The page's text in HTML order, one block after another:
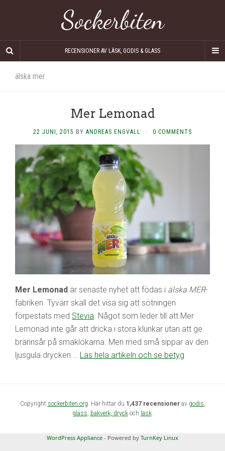
Sockerbiten
RECENSIONER AV LÄSK, GODIS & GLASS
älska mer
Mer Lemonad
22 JUNI, 2015 BY ANDREAS ENGVALL · 0 COMMENTS
Mer Lemonad är senaste nyhet att födas i älska MER-
fabriken. Tyvärr skall det visa sig att sötningen
förpestats med Stevia . Något som leder till att Mer
Lemonad inte går att dricka i stora klunkar utan att ge
brännsår på smaklökarna. Men med små sippar av den
ljusgula drycken … Läs hela artikeln och se betyg
Copyright sockerbiten.org . Här hittar du 1,437 recensionerav godis
glass bakverk, dryckoch läsk.
WordPress Appliance - Powered by TurnKey Linux